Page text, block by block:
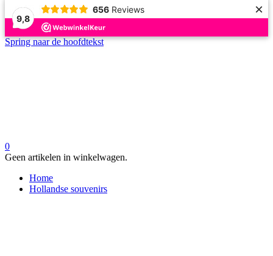
9,8
656 Reviews ×
Spring naar de hoofdtekst
0
Geen artikelen in winkelwagen.
Home
Hollandse souvenirs